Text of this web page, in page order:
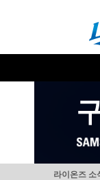
라이온즈 소